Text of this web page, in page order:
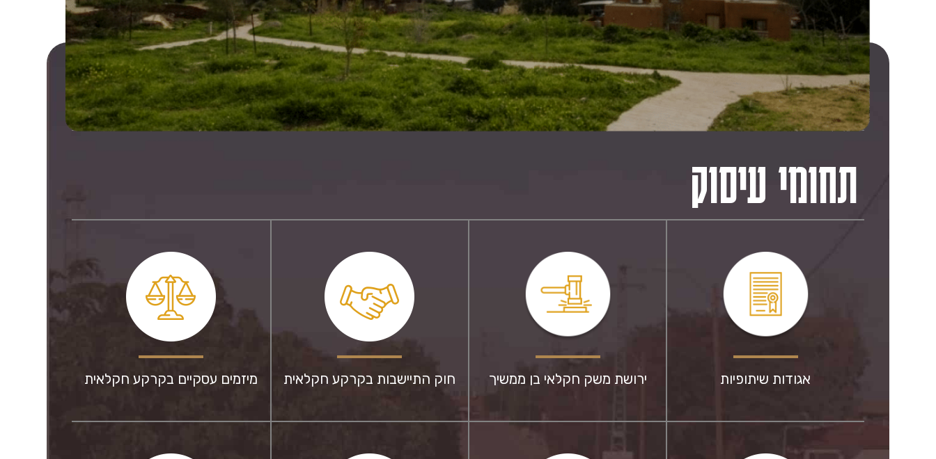
תחומי עיסוק
אגודות שיתופיות ירושת משק חקלאי בן ממשיך חוק התיישבות בקרקע חקלאית מיזמים עסקיים בקרקע חקלאית